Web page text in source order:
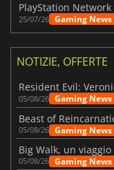
25/07/26 Gaming News
NOTIZIE, OFFERTE
05/08/26 Gaming News
05/08/26 Gaming News
Big Walk, un viaggio
05/08/26 Gaming News